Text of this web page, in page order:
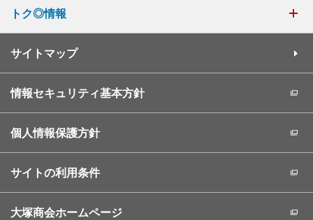
トク◎情報
サイトマップ
情報セキュリティ基本方針
個人情報保護方針
サイトの利用条件
大塚商会ホームページ